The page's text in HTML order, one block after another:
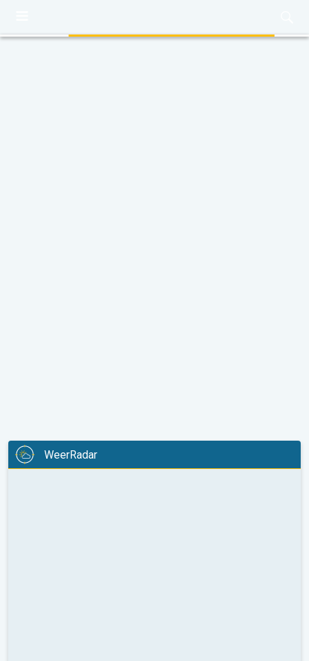
WeerRadar